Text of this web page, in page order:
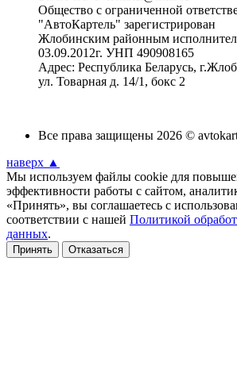
Общество с ограниченной
"АвтоКартель" зарегистрирован
Жлобинским районным
03.09.2012г. УНП 490908165
Адрес: Республика Беларусь,
ул. Товарная д. 14/1, бокс 2
Все права защищены 2026 ©
наверх ▲
Мы используем файлы cookie для
эффективности работы с сайтом,
«Принять», вы соглашаетесь с
соответствии с нашей Политикой
данных.
Принять Отказаться